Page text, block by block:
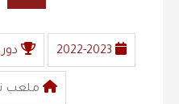
2022-2023
ملعب